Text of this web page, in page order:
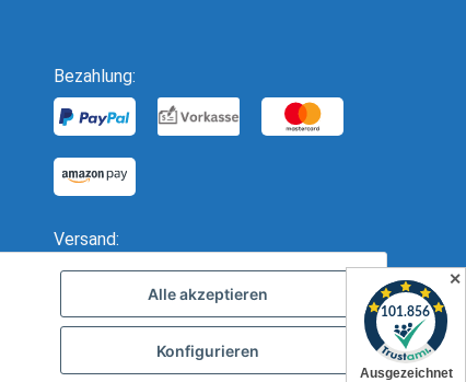
Bezahlung:
Versand:
Alle akzeptieren
Konfigurieren
✕